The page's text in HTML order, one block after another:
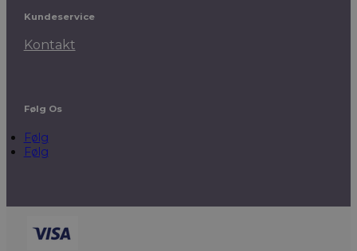
Kundeservice
Kontakt
Følg Os
Følg
Følg